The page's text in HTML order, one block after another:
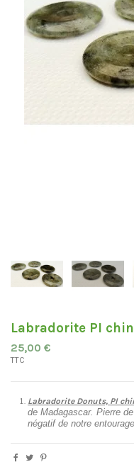
Labradorite PI
25,00 €
TTC
Labradorite Donuts, PI
de Madagascar. Pierre
négatif de notre entourage.